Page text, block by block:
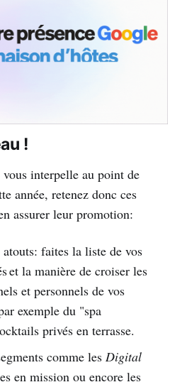
!
interpelle au point de
année, retenez donc ces
assurer leur promotion:
faites la liste de vos
et la manière de croiser les
et personnels de vos
exemple du "spa
privés en terrasse.
comme les Digital
en mission ou encore les